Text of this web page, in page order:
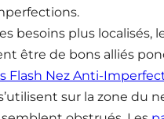
besoins plus localisés,
être de bons alliés
Flash Nez Anti-
sur la zone du